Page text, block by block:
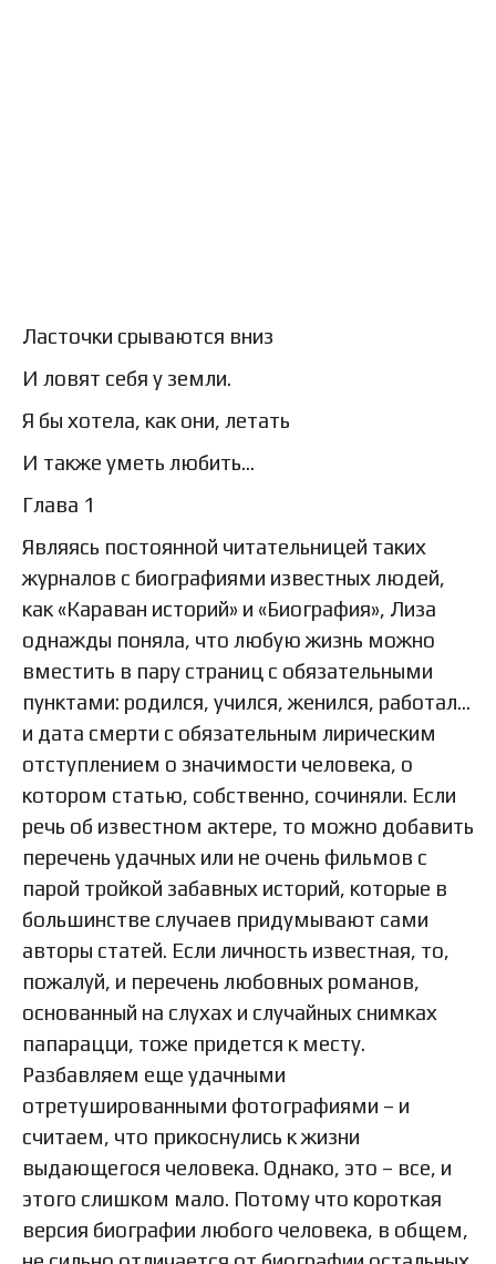
Ласточки срываются вниз
И ловят себя у земли.
Я бы хотела, как они, летать
И также уметь любить…
Глава 1
Являясь постоянной читательницей таких
журналов с биографиями известных людей,
как «Караван историй» и «Биография», Лиза
однажды поняла, что любую жизнь можно
вместить в пару страниц с обязательными
пунктами: родился, учился, женился, работал…
и дата смерти с обязательным лирическим
отступлением о значимости человека, о
котором статью, собственно, сочиняли. Если
речь об известном актере, то можно добавить
перечень удачных или не очень фильмов с
парой тройкой забавных историй, которые в
большинстве случаев придумывают сами
авторы статей. Если личность известная, то,
пожалуй, и перечень любовных романов,
основанный на слухах и случайных снимках
папарацци, тоже придется к месту.
Разбавляем еще удачными
отретушированными фотографиями – и
считаем, что прикоснулись к жизни
выдающегося человека. Однако, это – все, и
этого слишком мало. Потому что короткая
версия биографии любого человека, в общем,